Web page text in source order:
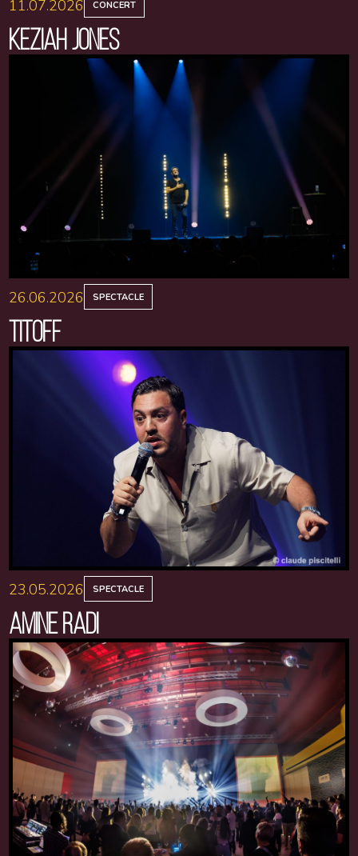
11.07.2026 CONCERT
KEZIAH JONES
26.06.2026 SPECTACLE
TITOFF
23.05.2026 SPECTACLE
AMINE RADI